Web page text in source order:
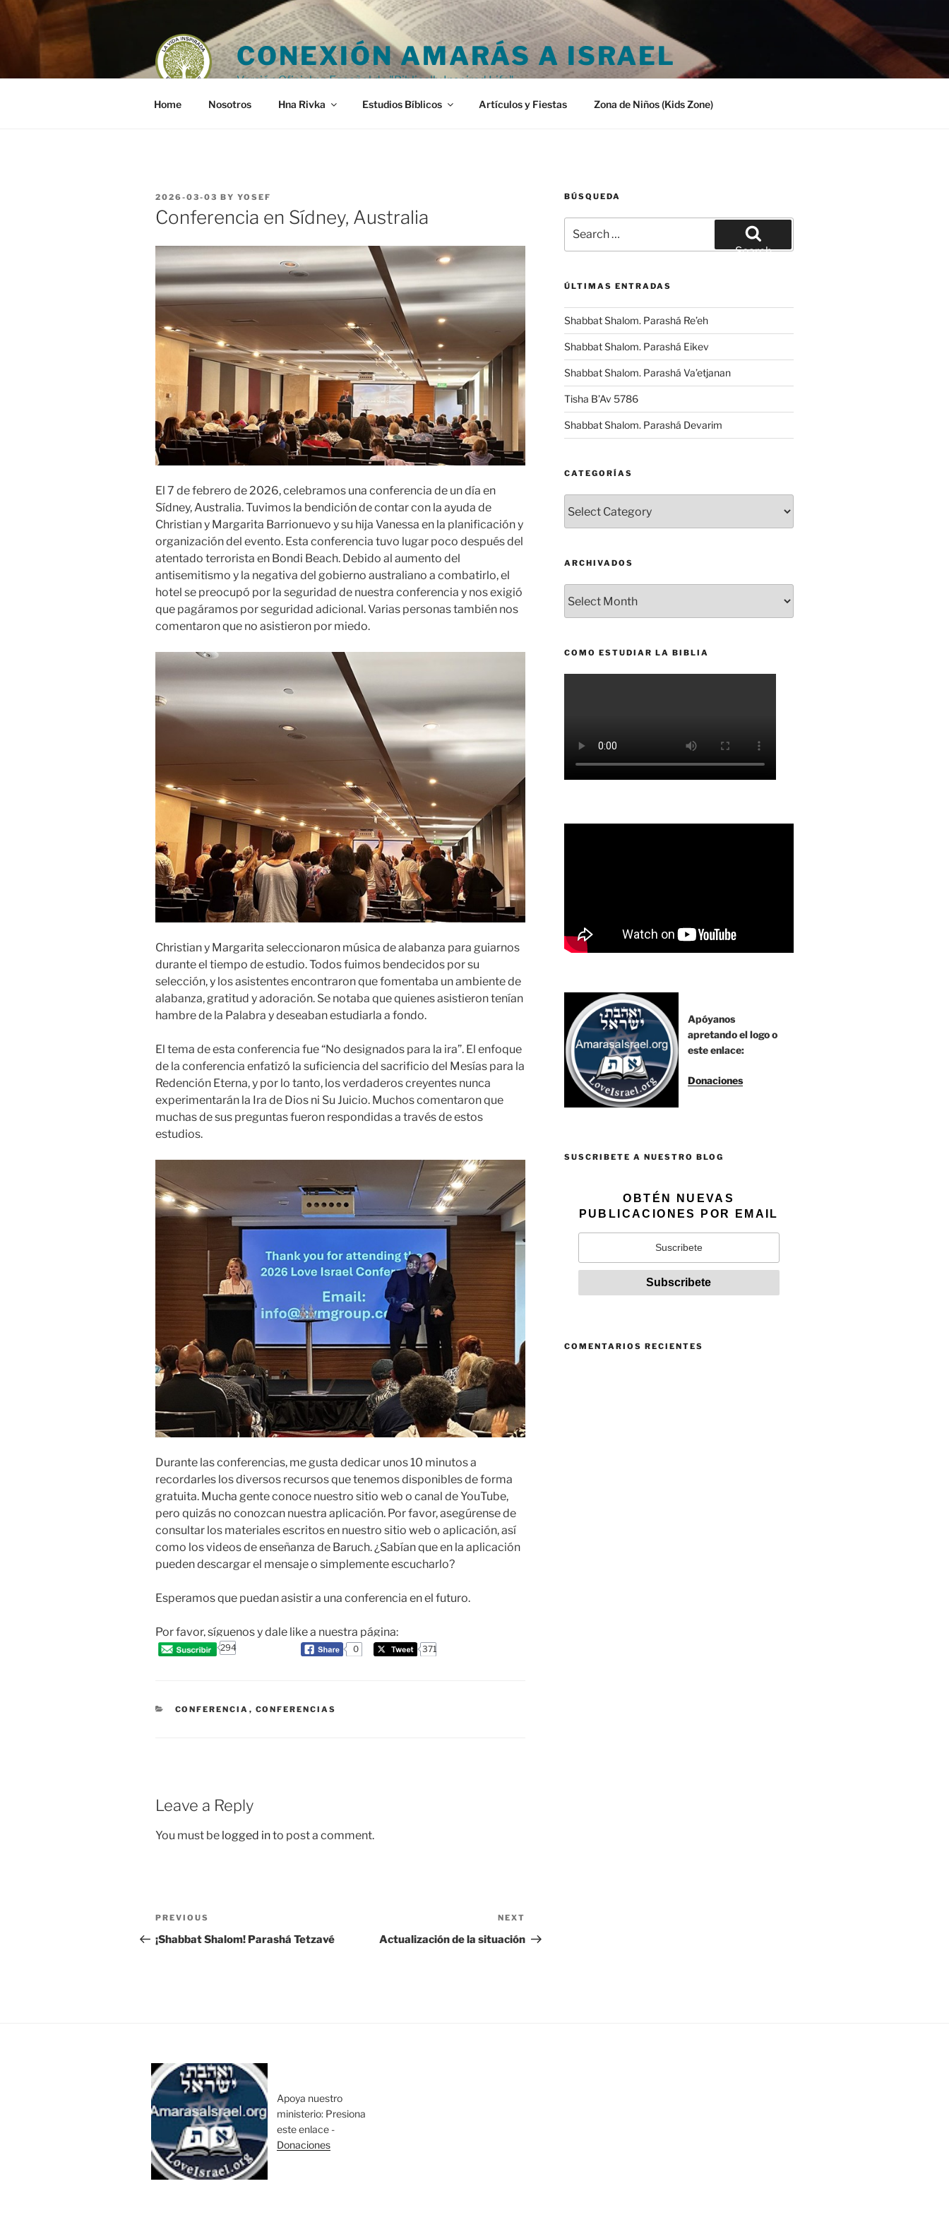
Skip
CONEXIÓN AMARÁS A ISRAEL
Versión Oficial en Español de "Biblically Inspired Life"
Home Nosotros Hna Rivka Estudios Bíblicos Artículos y Fiestas Zona de Niños (Kids Zone)
POSTED
ON
2026-03-03 BY YOSEF
Conferencia en Sídney, Australia
El 7 de febrero de 2026, celebramos una conferencia de un día en
Sídney, Australia. Tuvimos la bendición de contar con la ayuda de
Christian y Margarita Barrionuevo y su hija Vanessa en la planificación y
organización del evento. Esta conferencia tuvo lugar poco después del
atentado terrorista en Bondi Beach. Debido al aumento del
antisemitismo y la negativa del gobierno australiano a combatirlo, el
hotel se preocupó por la seguridad de nuestra conferencia y nos exigió
que pagáramos por seguridad adicional. Varias personas también nos
comentaron que no asistieron por miedo.
Christian y Margarita seleccionaron música de alabanza para guiarnos
durante el tiempo de estudio. Todos fuimos bendecidos por su
selección, y los asistentes encontraron que fomentaba un ambiente de
alabanza, gratitud y adoración. Se notaba que quienes asistieron tenían
hambre de la Palabra y deseaban estudiarla a fondo.
El tema de esta conferencia fue “No designados para la ira”. El enfoque
de la conferencia enfatizó la suficiencia del sacrificio del Mesías para la
Redención Eterna, y por lo tanto, los verdaderos creyentes nunca
experimentarán la Ira de Dios ni Su Juicio. Muchos comentaron que
muchas de sus preguntas fueron respondidas a través de estos
estudios.
Durante las conferencias, me gusta dedicar unos 10 minutos a
recordarles los diversos recursos que tenemos disponibles de forma
gratuita. Mucha gente conoce nuestro sitio web o canal de YouTube,
pero quizás no conozcan nuestra aplicación. Por favor, asegúrense de
consultar los materiales escritos en nuestro sitio web o aplicación, así
como los videos de enseñanza de Baruch. ¿Sabían que en la aplicación
pueden descargar el mensaje o simplemente escucharlo?
Esperamos que puedan asistir a una conferencia en el futuro.
Por favor, síguenos y dale like a nuestra página:
294 0 371
CATEGORIES
CONFERENCIA , CONFERENCIAS
Leave a Reply
You must be logged into post a comment.
Post
navigation
Previous
Post
PREVIOUS
¡Shabbat Shalom! Parashá Tetzavé
Post
NEXT
Actualización de la situación
BÚSQUEDA
for:
Search
ÚLTIMAS ENTRADAS
Shabbat Shalom. Parashá Re’eh
Shabbat Shalom. Parashá Eikev
Shabbat Shalom. Parashá Va’etjanan
Tisha B’Av 5786
Shabbat Shalom. Parashá Devarim
CATEGORÍAS
ARCHIVADOS
COMO ESTUDIAR LA BIBLIA
Apóyanos
apretando el logo o
este enlace:
Donaciones
SUSCRIBETE A NUESTRO BLOG
OBTÉN NUEVAS
PUBLICACIONES POR EMAIL
COMENTARIOS RECIENTES
Apoya nuestro
ministerio: Presiona
este enlace -
Donaciones